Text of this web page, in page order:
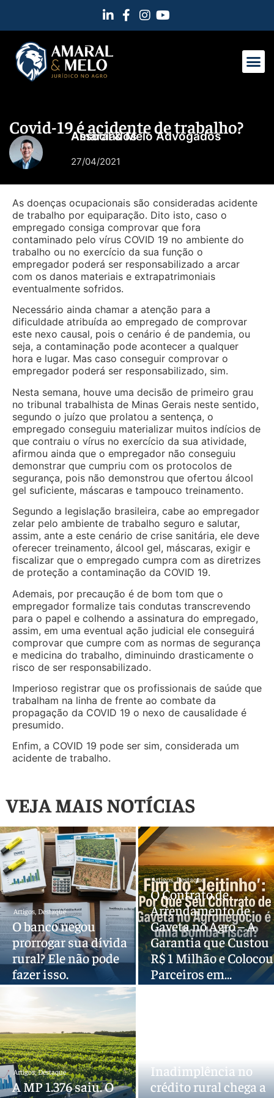
Covid-19 é acidente de trabalho?
Amaral & Melo Advogados Associados
27/04/2021
As doenças ocupacionais são consideradas acidente
de trabalho por equiparação. Dito isto, caso o
empregado consiga comprovar que fora
contaminado pelo vírus COVID 19 no ambiente do
trabalho ou no exercício da sua função o
empregador poderá ser responsabilizado a arcar
com os danos materiais e extrapatrimoniais
eventualmente sofridos.
Necessário ainda chamar a atenção para a
dificuldade atribuída ao empregado de comprovar
este nexo causal, pois o cenário é de pandemia, ou
seja, a contaminação pode acontecer a qualquer
hora e lugar. Mas caso conseguir comprovar o
empregador poderá ser responsabilizado, sim.
Nesta semana, houve uma decisão de primeiro grau
no tribunal trabalhista de Minas Gerais neste sentido,
segundo o juízo que prolatou a sentença, o
empregado conseguiu materializar muitos indícios de
que contraiu o vírus no exercício da sua atividade,
afirmou ainda que o empregador não conseguiu
demonstrar que cumpriu com os protocolos de
segurança, pois não demonstrou que ofertou álcool
gel suficiente, máscaras e tampouco treinamento.
Segundo a legislação brasileira, cabe ao empregador
zelar pelo ambiente de trabalho seguro e salutar,
assim, ante a este cenário de crise sanitária, ele deve
oferecer treinamento, álcool gel, máscaras, exigir e
fiscalizar que o empregado cumpra com as diretrizes
de proteção a contaminação da COVID 19.
Ademais, por precaução é de bom tom que o
empregador formalize tais condutas transcrevendo
para o papel e colhendo a assinatura do empregado,
assim, em uma eventual ação judicial ele conseguirá
comprovar que cumpre com as normas de segurança
e medicina do trabalho, diminuindo drasticamente o
risco de ser responsabilizado.
Imperioso registrar que os profissionais de saúde que
trabalham na linha de frente ao combate da
propagação da COVID 19 o nexo de causalidade é
presumido.
Enfim, a COVID 19 pode ser sim, considerada um
acidente de trabalho.
VEJA MAIS NOTÍCIAS
Artigos,Destaque
O banco negou
prorrogar sua dívida
rural? Ele não pode
fazer isso.
Artigos,Destaque
O Contrato de
Arrendamento de
Gaveta no Agro – A
Garantia que Custou
R$ 1 Milhão e Colocou
Parceiros em…
Artigos,Destaque
A MP 1.376 saiu. O
Inadimplência no
crédito rural chega a